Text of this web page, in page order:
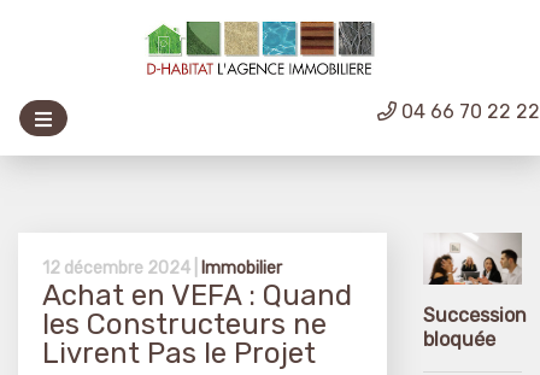
04 66 70 22 22
12 décembre 2024 | Immobilier
Achat en VEFA : Quand
les Constructeurs ne
Livrent Pas le Projet
Succession
bloquée